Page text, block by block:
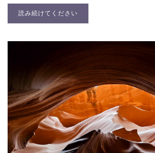
読み続けてください